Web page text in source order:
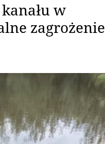
w
zagrożenie